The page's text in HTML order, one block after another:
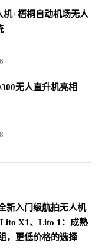
坛发言
是一套完整的解决方
云这个平台。
机+梧桐自动机场无人
无人直升机亮相
新入门级航拍无人机
X1、Lito 1：成熟
，更低价格的选择